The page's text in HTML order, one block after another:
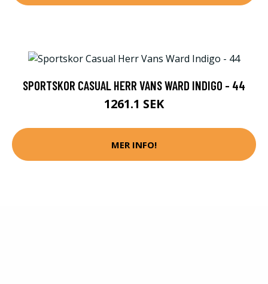
SPORTSKOR CASUAL HERR VANS WARD INDIGO - 44
1261.1 SEK
MER INFO!